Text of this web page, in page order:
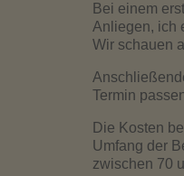
Bei einem
Anliegen, ich
Wir schauen
Termin
Die Kosten
Umfang der
zwischen 70